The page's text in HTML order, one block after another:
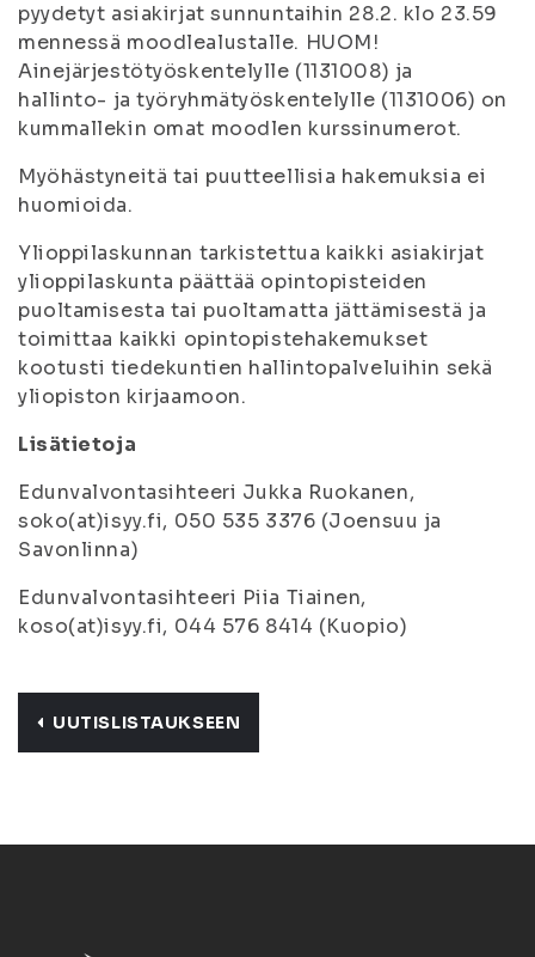
pyydetyt asiakirjat sunnuntaihin 28.2. klo 23.59
mennessä moodlealustalle. HUOM!
Ainejärjestötyöskentelylle (1131008) ja
hallinto- ja työryhmätyöskentelylle (1131006) on
kummallekin omat moodlen kurssinumerot.
Myöhästyneitä tai puutteellisia hakemuksia ei
huomioida.
Ylioppilaskunnan tarkistettua kaikki asiakirjat
ylioppilaskunta päättää opintopisteiden
puoltamisesta tai puoltamatta jättämisestä ja
toimittaa kaikki opintopistehakemukset
kootusti tiedekuntien hallintopalveluihin sekä
yliopiston kirjaamoon.
Lisätietoja
Edunvalvontasihteeri Jukka Ruokanen,
soko(at)isyy.fi, 050 535 3376 (Joensuu ja
Savonlinna)
Edunvalvontasihteeri Piia Tiainen,
koso(at)isyy.fi, 044 576 8414 (Kuopio)
UUTISLISTAUKSEEN